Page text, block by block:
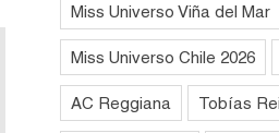
Miss Universo Viña del Mar
Miss Universo Chile 2026
AC Reggiana Tobías